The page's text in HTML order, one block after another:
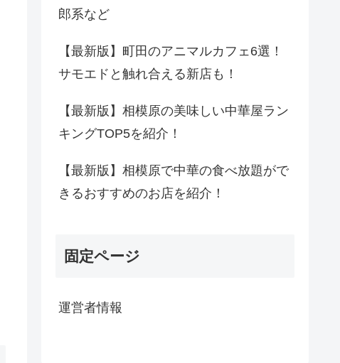
郎系など
【最新版】町田のアニマルカフェ6選！
サモエドと触れ合える新店も！
【最新版】相模原の美味しい中華屋ラン
キングTOP5を紹介！
【最新版】相模原で中華の食べ放題がで
きるおすすめのお店を紹介！
固定ページ
運営者情報